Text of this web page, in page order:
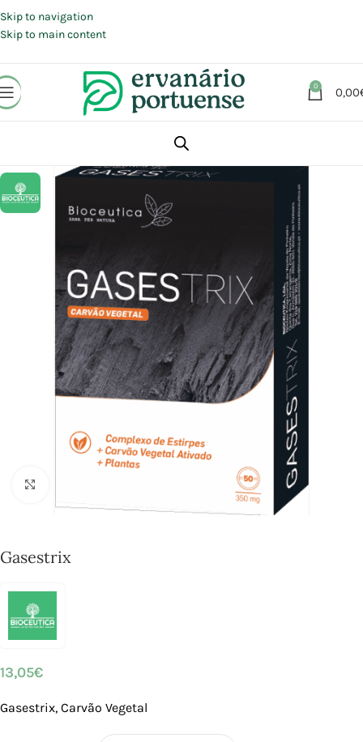
Skip to navigation
Skip to main content
0 0,00
Suplementos alimentares
Gasestrix
13,05€
Gasestrix, Carvão Vegetal